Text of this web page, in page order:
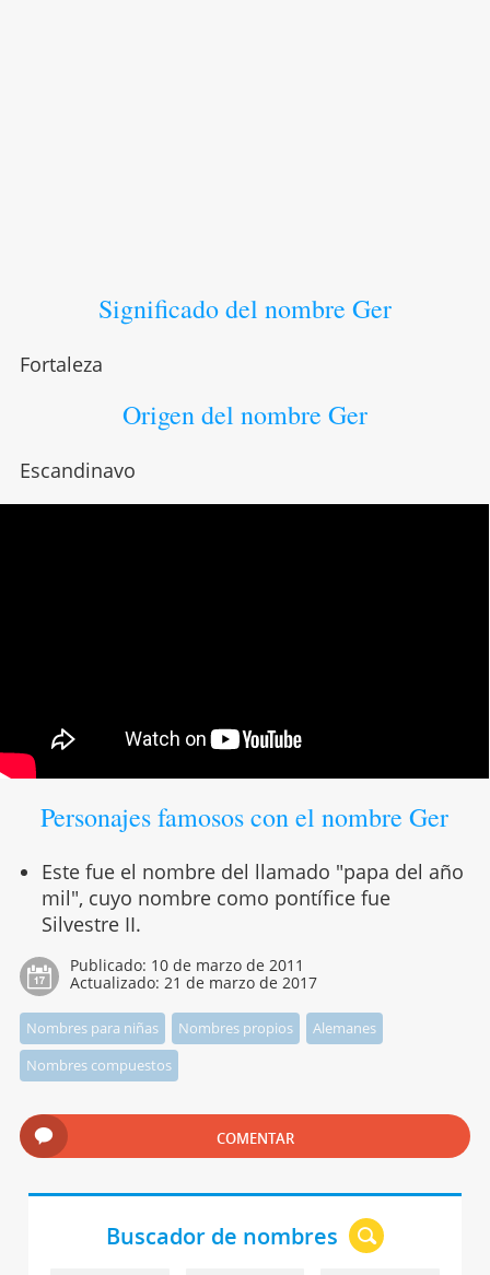
Significado del nombre Ger
Fortaleza
Origen del nombre Ger
Escandinavo
Personajes famosos con el nombre Ger
Este fue el nombre del llamado "papa del año
mil", cuyo nombre como pontífice fue
Silvestre II.
Publicado: 10 de marzo de 2011
Actualizado: 21 de marzo de 2017
Nombres para niñas Nombres propios
Alemanes
Nombres compuestos
COMENTAR
Buscador de nombres